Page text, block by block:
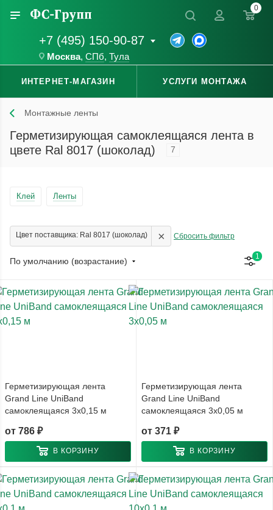
+7 (495) 150-90-87
Москва, СПб, Тула
0
ИНТЕРНЕТ-МАГАЗИН УСЛУГИ МОНТАЖА
Монтажные ленты
Герметизирующая самоклеящаяся лента в
цвете Ral 8017 (шоколад)
7
Клей Ленты
Цвет поставщика: Ral 8017 (шоколад) × Сбросить фильтр
По умолчанию (возрастание) 1
Герметизирующая лента
Grand Line UniBand
самоклеящаяся 3x0,15 м
от 786 ₽
В КОРЗИНУ
Герметизирующая лента
Grand Line UniBand
самоклеящаяся 3x0,05 м
от 371 ₽
В КОРЗИНУ